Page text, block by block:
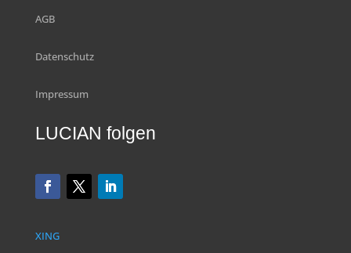
AGB
Datenschutz
Impressum
LUCIAN folgen
XING